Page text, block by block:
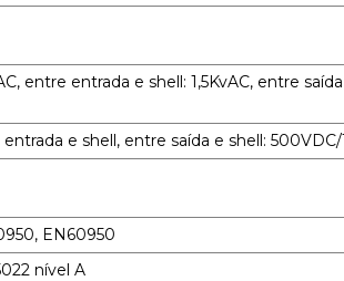
entre entrada e shell: 1,5KvAC, entre
e shell, entre saída e shell:
EN60950
nível A